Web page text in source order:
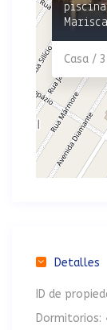
Casa / 3
Detalles
ID de
Dormitorios: